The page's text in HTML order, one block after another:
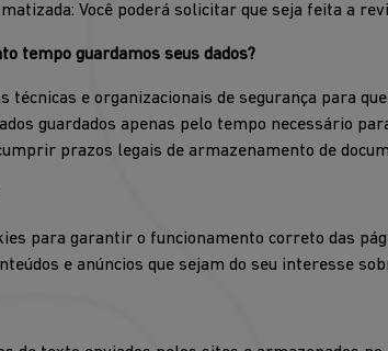
Você poderá solicitar que seja feita a
tempo guardamos seus dados?
técnicas e organizacionais de segurança para
guardados apenas pelo tempo necessário
prazos legais de armazenamento de
para garantir o funcionamento correto das
e anúncios que sejam do seu interesse